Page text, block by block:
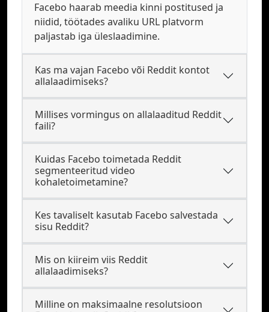
Facebo haarab meedia kinni postitused ja
niidid, töötades avaliku URL platvorm
paljastab iga üleslaadimine.
Kas ma vajan Facebo või Reddit kontot
allalaadimiseks?
Millises vormingus on allalaaditud Reddit
faili?
Kuidas Facebo toimetada Reddit
segmenteeritud video
kohaletoimetamine?
Kes tavaliselt kasutab Facebo salvestada
sisu Reddit?
Mis on kiireim viis Reddit
allalaadimiseks?
Milline on maksimaalne resolutsioon